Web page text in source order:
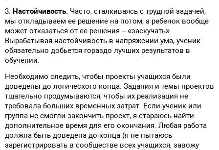
3. Настойчивость. Часто, сталкиваясь с трудной задачей,
мы откладываем ее решение на потом, а ребенок вообще
может отказаться от ее решения – «заскучать».
Вырабатывая настойчивость в напряжении ума, ученик
обязательно добьется гораздо лучших результатов в
обучении.
Необходимо следить, чтобы проекты учащихся были
доведены до логического конца. Задания и темы проектов
тщательно продумываются, чтобы их реализация не
требовала больших временных затрат. Если ученик или
группа не смогли закончить проект, я стараюсь найти
дополнительное время для его окончания. Любая работа
должна быть доведена до конца (я не пытаюсь
зарегистрировать в сообществе всех учащихся, завожу